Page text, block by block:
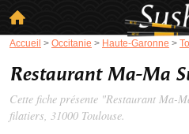
Accueil > Occitanie > Haute-Garonne >
Restaurant Ma-Ma
Cette fiche présente "Restaurant Ma-
filatiers, 31000 Toulouse.